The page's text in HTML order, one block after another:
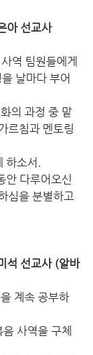
아 선교사
역 팀원들에게
날마다 부어
의 과정 중 맡
르침과 멘토링
하소서.
안 다루어오신
심을 분별하고
석 선교사 (알바
계속 공부하
사역을 구체